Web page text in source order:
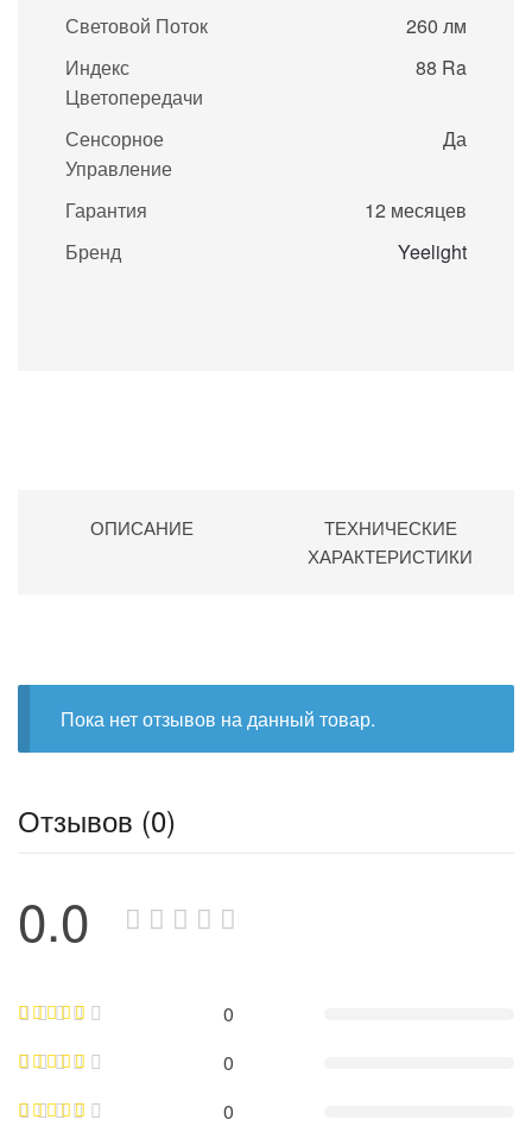
Световой Поток
260 лм
Индекс
Цветопередачи
88 Ra
Сенсорное
Управление
Да
Гарантия
12 месяцев
Бренд
Yeelight
ОПИСАНИЕ
ТЕХНИЧЕСКИЕ
ХАРАКТЕРИСТИКИ
Пока нет отзывов на данный товар.
Отзывов (0)
0.0
0
0
0